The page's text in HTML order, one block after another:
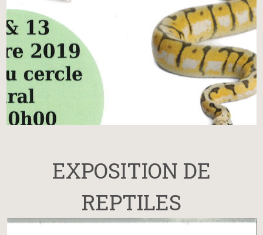
EXPOSITION DE
REPTILES